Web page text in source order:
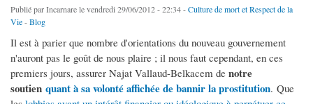
Publié parIncarnarele vendredi 29/06/2012 - 22:34 -Culture de mort et Respect de la
Vie-Blog
Il est à parier que nombre d'orientations du nouveau gouvernement
n'auront pas le goût de nous plaire ; il nous faut cependant, en ces
premiers jours, assurer Najat Vallaud-Belkacem de notre
soutien quant à sa volonté affichée de bannir la prostitution. Que